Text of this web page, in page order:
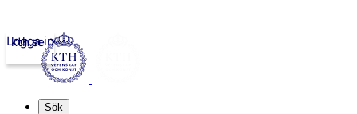
kth.se
Logga in
Sök